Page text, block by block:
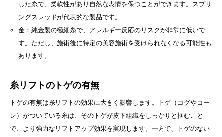
した糸で、柔軟性があり自然な表情を保つことができます。スプリ
ングスレッドが代表的な製品です。
金：純金製の極細糸で、アレルギー反応のリスクが非常に低いで
す。ただし、施術後に特定の美容施術を受けられなくなる可能性も
あります。
糸リフトのトゲの有無
トゲの有無は糸リフトの効果に大きく影響します。トゲ（コグやコー
ン）がついている糸は、そのトゲが皮下組織をしっかりと掴むこと
で、より強力なリフトアップ効果を実現します。一方で、トゲのない